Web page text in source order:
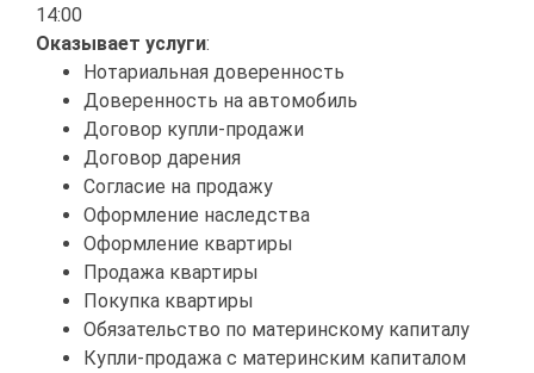
14:00
Оказывает услуги:
Нотариальная доверенность
Доверенность на автомобиль
Договор купли-продажи
Договор дарения
Согласие на продажу
Оформление наследства
Оформление квартиры
Продажа квартиры
Покупка квартиры
Обязательство по материнскому капиталу
Купли-продажа с материнским капиталом